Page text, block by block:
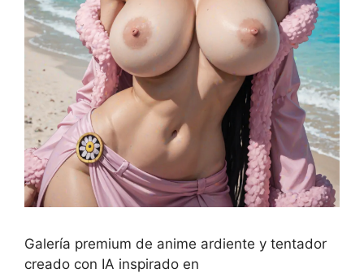
Galería premium de anime ardiente y tentador
creado con IA inspirado en